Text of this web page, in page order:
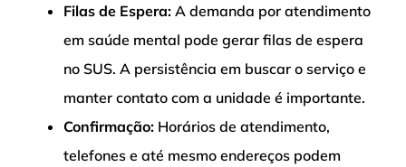
Filas de Espera: A demanda por atendimento
em saúde mental pode gerar filas de espera
no SUS. A persistência em buscar o serviço e
manter contato com a unidade é importante.
Confirmação: Horários de atendimento,
telefones e até mesmo endereços podem